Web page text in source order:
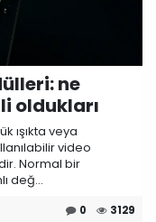
ne
oldukları
ışıkta veya
video
Normal bir
değ...
0 3129